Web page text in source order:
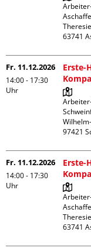
Fr. 11.12.2026
14:00 - 17:30
Uhr
Erste-
Fr. 11.12.2026
14:00 - 17:30
Uhr
Erste-